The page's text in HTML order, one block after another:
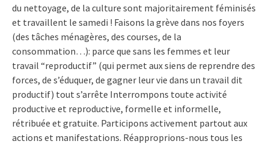
du nettoyage, de la culture sont majoritairement féminisés
et travaillent le samedi ! Faisons la grève dans nos foyers
(des tâches ménagères, des courses, de la
consommation…): parce que sans les femmes et leur
travail “reproductif” (qui permet aux siens de reprendre des
forces, de s’éduquer, de gagner leur vie dans un travail dit
productif) tout s’arrête Interrompons toute activité
productive et reproductive, formelle et informelle,
rétribuée et gratuite. Participons activement partout aux
actions et manifestations. Réapproprions-nous tous les